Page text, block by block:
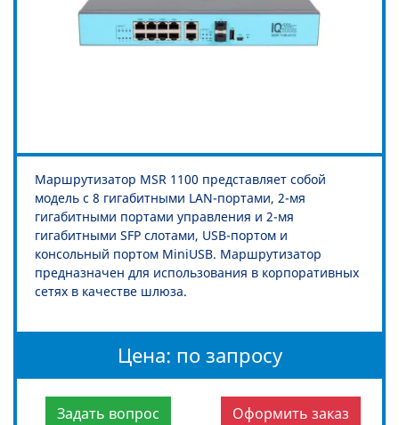
Маршрутизатор MSR 1100 представляет собой
модель c 8 гигабитными LAN-портами, 2-мя
гигабитными портами управления и 2-мя
гигабитными SFP слотами, USB-портом и
консольный портом MiniUSB. Маршрутизатор
предназначен для использования в корпоративных
сетях в качестве шлюза.
Цена: по запросу
Задать вопрос Оформить заказ